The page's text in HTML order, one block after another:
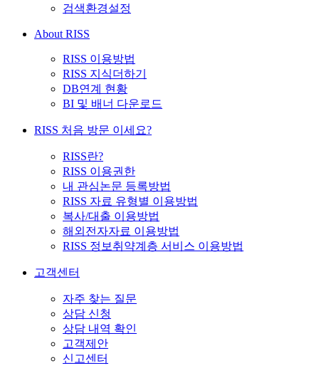
검색환경설정
About RISS
RISS 이용방법
RISS 지식더하기
DB연계 현황
BI 및 배너 다운로드
RISS 처음 방문 이세요?
RISS란?
RISS 이용권한
내 관심논문 등록방법
RISS 자료 유형별 이용방법
복사/대출 이용방법
해외전자자료 이용방법
RISS 정보취약계층 서비스 이용방법
고객센터
자주 찾는 질문
상담 신청
상담 내역 확인
고객제안
신고센터